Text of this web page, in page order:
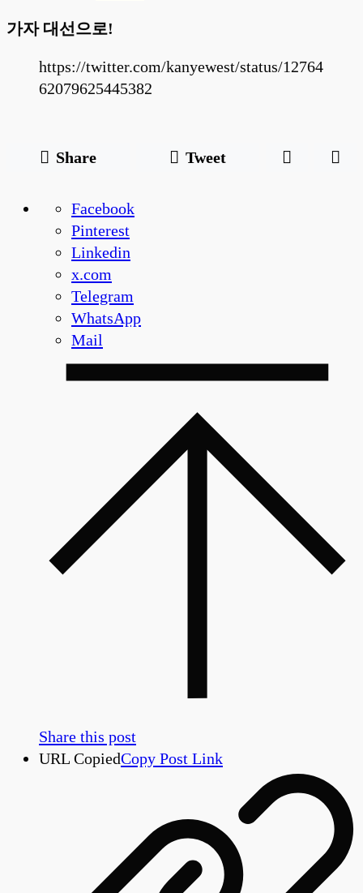
가자 대선으로!
https://twitter.com/kanyewest/status/12764
62079625445382
Share Tweet
Facebook
Pinterest
Linkedin
x.com
Telegram
WhatsApp
Mail
Share this post
URL CopiedCopy Post Link